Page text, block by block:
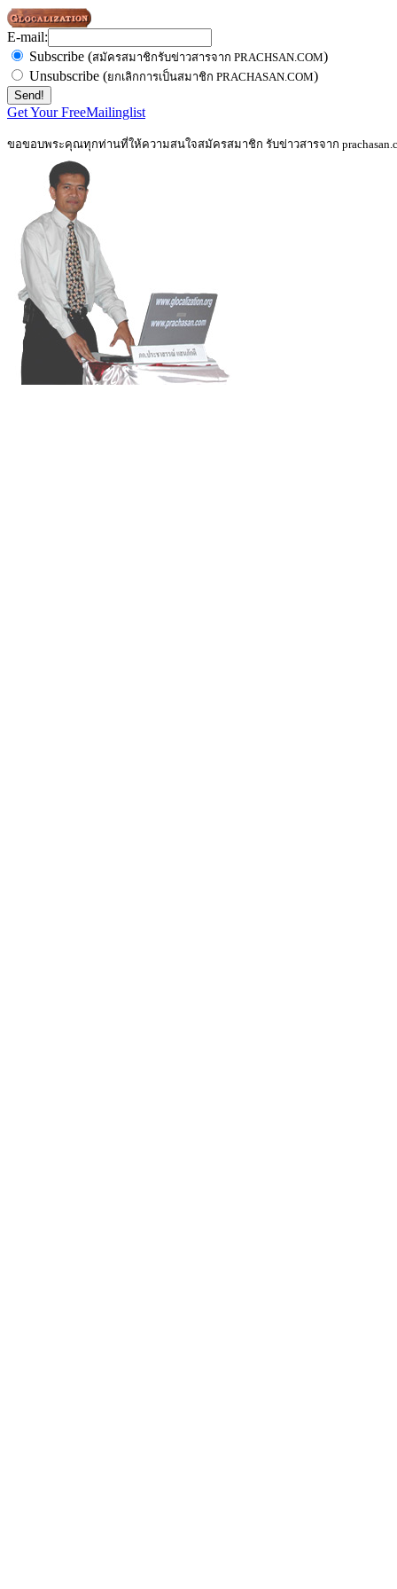
E-mail:
Subscribe (สมัครสมาชิกรับข่าวสารจาก PRACHSAN.COM)
Unsubscribe (ยกเลิกการเป็นสมาชิก PRACHASAN.COM)
Get Your FreeMailinglist
ขอขอบพระคุณทุกท่านที่ให้ความสนใจสมัครสมาชิก รับข่าวสารจาก